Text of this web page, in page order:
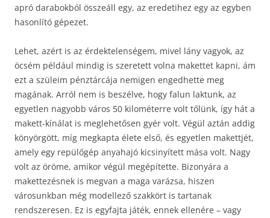
apró darabokból összeáll egy, az eredetihez egy az egyben
hasonlító gépezet.
Lehet, azért is az érdektelenségem, mivel lány vagyok, az
öcsém például mindig is szeretett volna makettet kapni, ám
ezt a szüleim pénztárcája nemigen engedhette meg
magának. Arról nem is beszélve, hogy falun laktunk, az
egyetlen nagyobb város 50 kilométerre volt tőlünk, így hát a
makett-kínálat is meglehetősen gyér volt. Végül aztán addig
könyörgött, míg megkapta élete első, és egyetlen makettjét,
amely egy repülőgép anyahajó kicsinyített mása volt. Nagy
volt az öröme, amikor végül megépítette. Bizonyára a
makettezésnek is megvan a maga varázsa, hiszen
városunkban még modellező szakkört is tartanak
rendszeresen. Ez is egyfajta játék, ennek ellenére – vagy